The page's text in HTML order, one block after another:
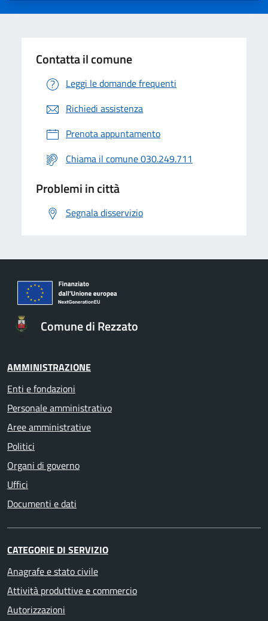
Contatta il comune
Leggi le domande frequenti
Richiedi assistenza
Prenota appuntamento
Chiama il comune 030.249.711
Problemi in città
Segnala disservizio
Comune di Rezzato
AMMINISTRAZIONE
Enti e fondazioni
Personale amministrativo
Aree amministrative
Politici
Organi di governo
Uffici
Documenti e dati
CATEGORIE DI SERVIZIO
Anagrafe e stato civile
Attività produttive e commercio
Autorizzazioni